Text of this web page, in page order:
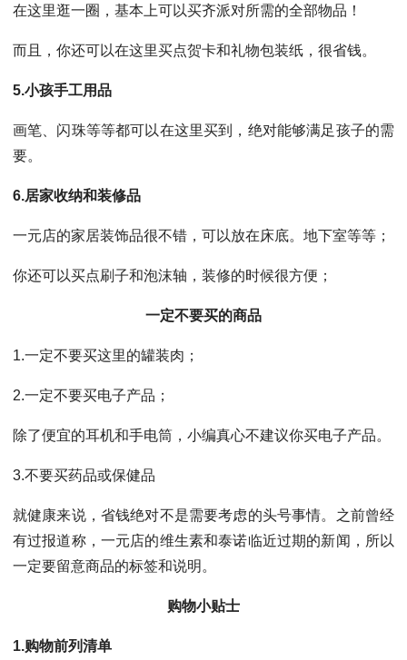
在这里逛一圈，基本上可以买齐派对所需的全部物品！
而且，你还可以在这里买点贺卡和礼物包装纸，很省钱。
5.小孩手工用品
画笔、闪珠等等都可以在这里买到，绝对能够满足孩子的需
要。
6.居家收纳和装修品
一元店的家居装饰品很不错，可以放在床底。地下室等等；
你还可以买点刷子和泡沫轴，装修的时候很方便；
一定不要买的商品
1.一定不要买这里的罐装肉；
2.一定不要买电子产品；
除了便宜的耳机和手电筒，小编真心不建议你买电子产品。
3.不要买药品或保健品
就健康来说，省钱绝对不是需要考虑的头号事情。之前曾经
有过报道称，一元店的维生素和泰诺临近过期的新闻，所以
一定要留意商品的标签和说明。
购物小贴士
1.购物前列清单